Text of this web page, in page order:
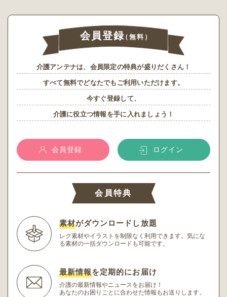
会員登録（無料）
介護アンテナは、会員限定の特典が盛りだくさん！
すべて無料でどなたでもご利用いただけます。
今すぐ登録して、
介護に役立つ情報を手に入れましょう！
会員登録 ログイン
会員特典
素材がダウンロードし放題
レク素材やイラストを制限なく利用できます。 気にな
る素材の一括ダウンロードも可能です。
最新情報を定期的にお届け
介護の最新情報やニュースをお届け！
あなたのお困りごとに合わせた情報もお送りします。